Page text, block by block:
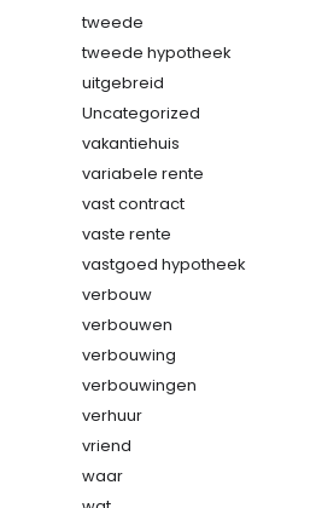
tweede
tweede hypotheek
uitgebreid
Uncategorized
vakantiehuis
variabele rente
vast contract
vaste rente
vastgoed hypotheek
verbouw
verbouwen
verbouwing
verbouwingen
verhuur
vriend
waar